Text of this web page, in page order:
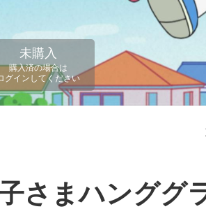
未購入
購入済の場合は
グインしてください
さまハンググ